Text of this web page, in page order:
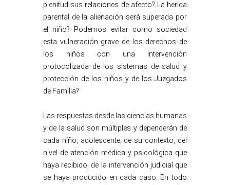
plenitud sus relaciones de afecto? La herida
parental de la alienación será superada por
el niño? Podemos evitar como sociedad
esta vulneración grave de los derechos de
los niños con una intervención
protocolizada de los sistemas de salud y
protección de los niños y de los Juzgados
de Familia?
Las respuestas desde las ciencias humanas
y de la salud son múltiples y dependerán de
cada niño, adolescente, de su contexto, del
nivel de atención médica y psicológica que
haya recibido, de la intervención judicial que
se haya producido en cada caso. En todo